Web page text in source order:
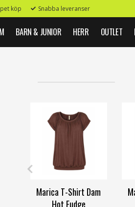
köp Snabba leveranser
BARN & JUNIOR HERR OUTLET
Marica T-Shirt Dam
Hot Fudge